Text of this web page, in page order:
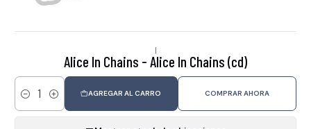
|
Alice In Chains - Alice In Chains (cd)
Cantidad
AGREGAR AL CARRO COMPRAR AHORA